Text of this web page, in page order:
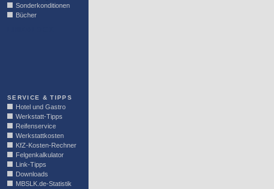
Sonderkonditionen
Bücher
SERVICE & TIPPS
Hotel und Gastro
Werkstatt-Tipps
Reifenservice
Werkstattkosten
KfZ-Kosten-Rechner
Felgenkalkulator
Link-Tipps
Downloads
MBSLK.de-Statistik